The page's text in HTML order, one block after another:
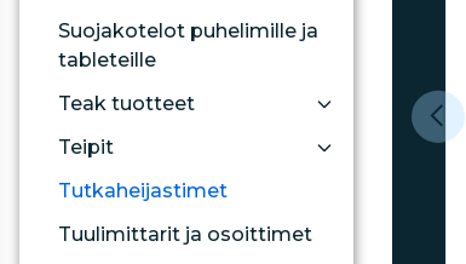
Suojakotelot puhelimille ja
tableteille
Teak tuotteet
Teipit
Tutkaheijastimet
Tuulimittarit ja osoittimet